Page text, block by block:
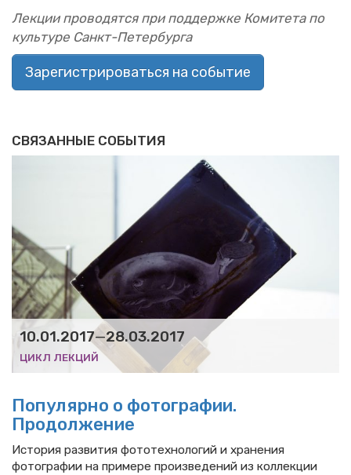
Лек­ции про­во­дят­ся при под­держ­ке Ко­ми­те­та по
куль­ту­ре Санкт-Пе­тер­бур­га
Зарегистрироваться на событие
СВЯЗАННЫЕ СОБЫТИЯ
10.01.2017—28.03.2017
ЦИКЛ ЛЕКЦИЙ
Популярно о фотографии.
Продолжение
История развития фототехнологий и хранения
фотографии на примере произведений из коллекции